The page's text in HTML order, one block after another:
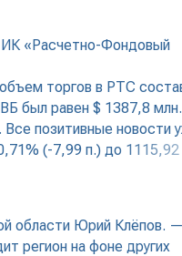
ИК «Расчетно-Фондовый
торгов в РТС
был равен $ 1387,8 млн.
позитивные новости
(-7,99 п.) до 1115,92
области Юрий Клёпов. —
регион на фоне других